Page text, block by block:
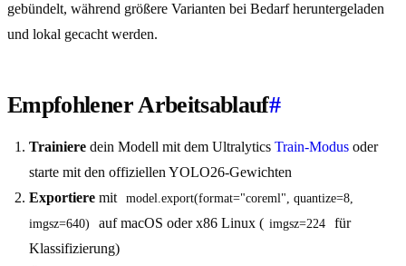
gebündelt, während größere Varianten bei Bedarf heruntergeladen
und lokal gecacht werden.
Empfohlener Arbeitsablauf#
Trainiere dein Modell mit dem Ultralytics Train-Modus oder
starte mit den offiziellen YOLO26-Gewichten
Exportiere mit
model.export(format="coreml", quantize=8,
imgsz=640)
auf macOS oder x86 Linux ( imgsz=224
für
Klassifizierung)